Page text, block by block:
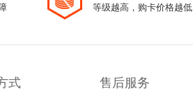
等级越高，购卡价格越低
式 售后服务